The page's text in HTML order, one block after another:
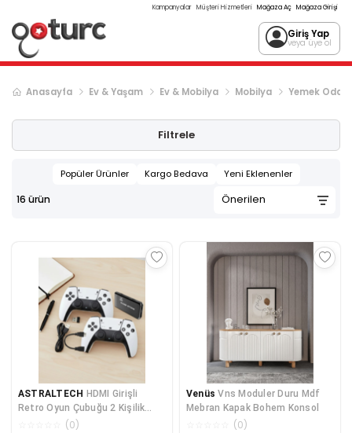
Kampanyalar Müşteri Hizmetleri Mağaza Aç Mağaza Girişi
Giriş Yap
veya üye ol
Anasayfa Ev & Yaşam Ev & Mobilya Mobilya Yemek Odası
Filtrele
Popüler Ürünler Kargo Bedava Yeni Eklenenler
16 ürün
ASTRALTECH HDMI Girişli
Retro Oyun Çubuğu 2 Kişilik
(0)
Venüs Vns Moduler Duru Mdf
Mebran Kapak Bohem Konsol
(0)